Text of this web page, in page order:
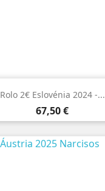
Rolo 2€ Eslovénia 2024 -...
Preço
67,50 €